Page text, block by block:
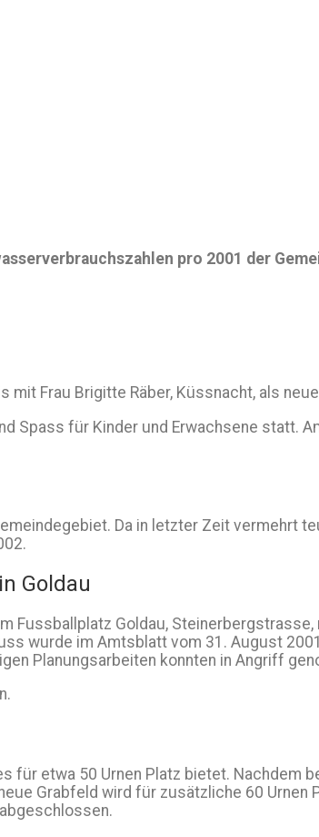
pro 2001 der
Frau Brigitte Räber, Küssnacht, als
Spass für Kinder und Erwachsene statt.
Da in letzter Zeit vermehrt
Goldau
Fussballplatz Goldau,
wurde im Amtsblatt vom 31. August
Planungsarbeiten konnten in Angriff
etwa 50 Urnen Platz bietet. Nachdem
Grabfeld wird für zusätzliche 60 Urnen